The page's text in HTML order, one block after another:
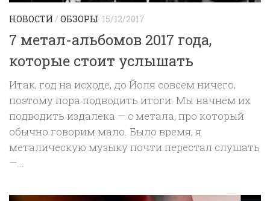
НОВОСТИ / ОБЗОРЫ 15/12/2017
7 метал-альбомов 2017 года,
которые стоит услышать
Итак, год на исходе, до Йоля совсем ничего,
поэтому пора подводить итоги. Мы начнем их
подводить издалека — с метала, про который
обычно говорим мало. Было время, я
металическую музыку почти перестал слушать
—...